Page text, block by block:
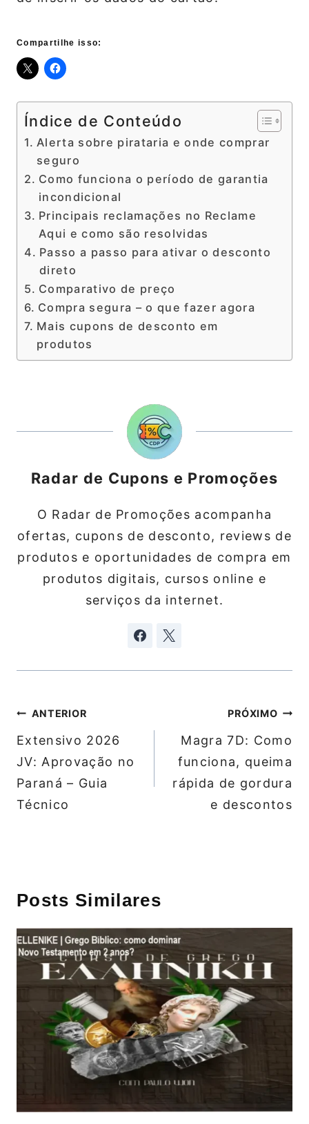
Compartilhe isso:
Índice de Conteúdo
Alerta sobre pirataria e onde comprar
seguro
Como funciona o período de garantia
incondicional
Principais reclamações no Reclame
Aqui e como são resolvidas
Passo a passo para ativar o desconto
direto
Comparativo de preço
Compra segura – o que fazer agora
Mais cupons de desconto em
produtos
Radar de Cupons e Promoções
O Radar de Promoções acompanha
ofertas, cupons de desconto, reviews de
produtos e oportunidades de compra em
produtos digitais, cursos online e
serviços da internet.
Navegação
de
Post
ANTERIOR
Extensivo 2026
JV: Aprovação no
Paraná – Guia
Técnico
PRÓXIMO
Magra 7D: Como
funciona, queima
rápida de gordura
e descontos
Posts Similares